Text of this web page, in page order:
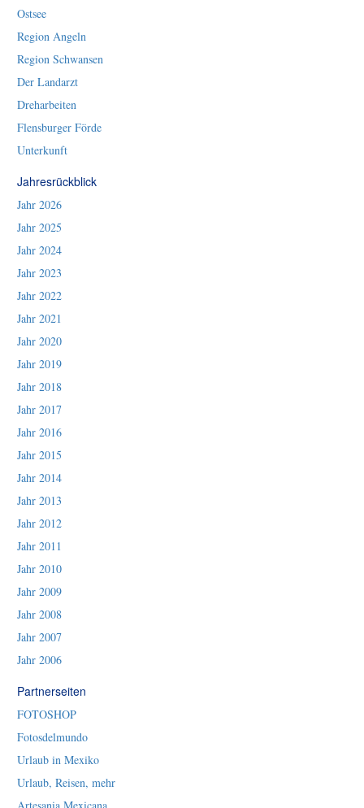
Ostsee
Region Angeln
Region Schwansen
Der Landarzt
Dreharbeiten
Flensburger Förde
Unterkunft
Jahresrückblick
Jahr 2026
Jahr 2025
Jahr 2024
Jahr 2023
Jahr 2022
Jahr 2021
Jahr 2020
Jahr 2019
Jahr 2018
Jahr 2017
Jahr 2016
Jahr 2015
Jahr 2014
Jahr 2013
Jahr 2012
Jahr 2011
Jahr 2010
Jahr 2009
Jahr 2008
Jahr 2007
Jahr 2006
Partnerseiten
FOTOSHOP
Fotosdelmundo
Urlaub in Mexiko
Urlaub, Reisen, mehr